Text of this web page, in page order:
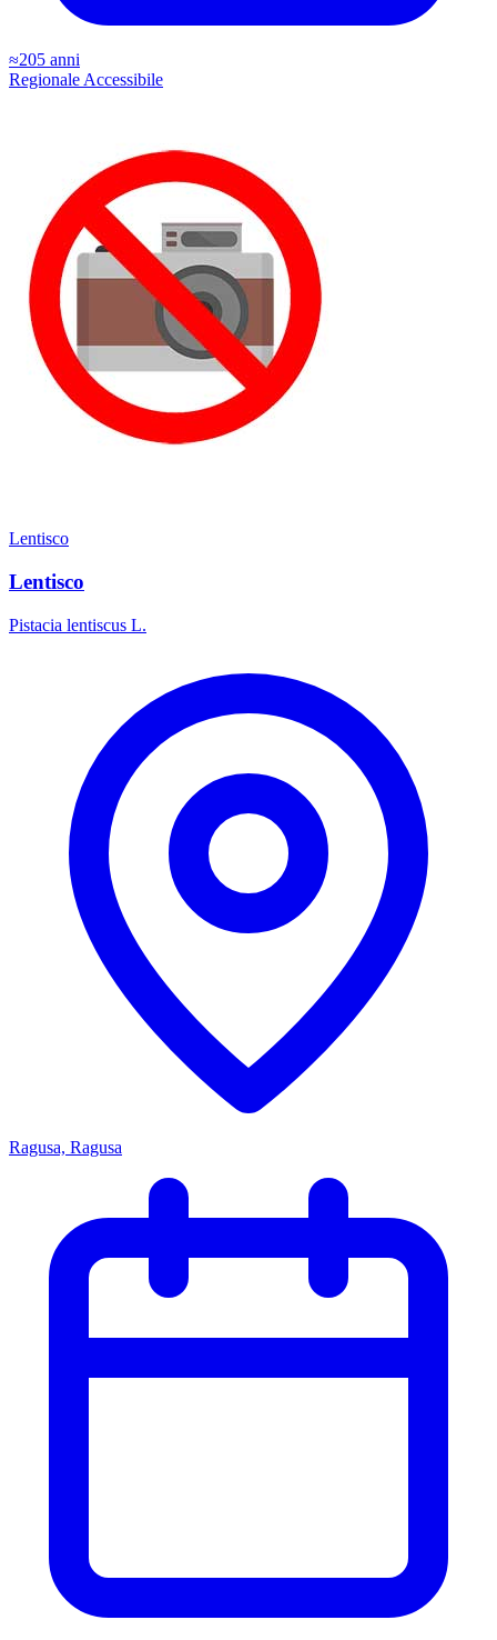
≈205 anni
Regionale Accessibile
Lentisco
Lentisco
Pistacia lentiscus L.
Ragusa, Ragusa